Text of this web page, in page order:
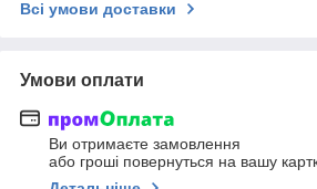
Всі умови доставки
Умови оплати
Ви отримаєте замовлення
або гроші повернуться на вашу